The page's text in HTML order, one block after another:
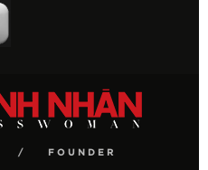
FOUNDER